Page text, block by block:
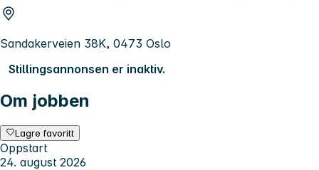
Sandakerveien 38K, 0473 Oslo
Stillingsannonsen er inaktiv.
Om jobben
Lagre favoritt
Oppstart
24. august 2026